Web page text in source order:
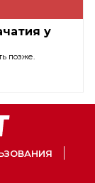
у
позже.